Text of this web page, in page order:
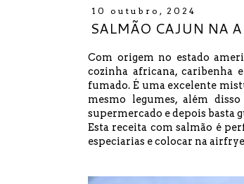
10 outubro, 2024
SALMÃO CAJUN NA
Com origem no estado
cozinha africana, caribenha
fumado. É uma excelente
mesmo legumes, além
supermercado e depois basta
Esta receita com salmão é
especiarias e colocar na